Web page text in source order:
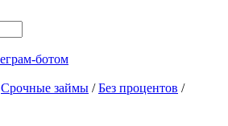
Срочные займы /Без процентов /